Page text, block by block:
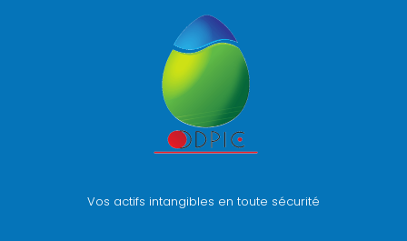
Vos actifs intangibles en toute sécurité